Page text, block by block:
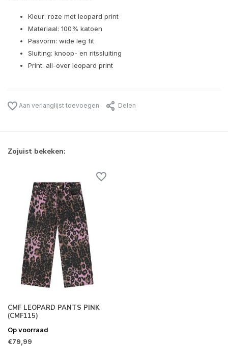
Kleur: roze met leopard print
Materiaal: 100% katoen
Pasvorm: wide leg fit
Sluiting: knoop- en ritssluiting
Print: all-over leopard print
Aan verlanglijst toevoegen Delen
Zojuist bekeken:
CMF LEOPARD PANTS PINK
(CMF115)
Op voorraad
€79,99